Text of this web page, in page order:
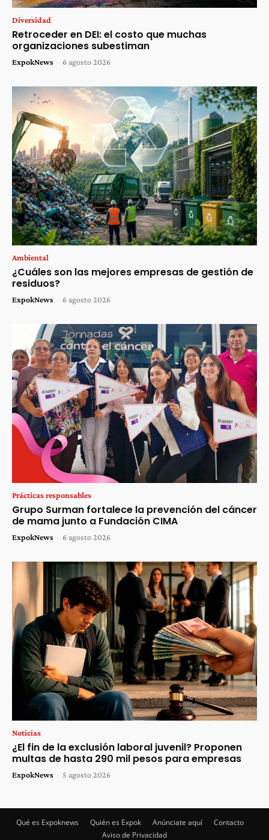
Diversidad
Retroceder en DEI: el costo que muchas
organizaciones subestiman
ExpokNews - 6 agosto 2026
Ambiental
¿Cuáles son las mejores empresas de gestión de
residuos?
ExpokNews - 6 agosto 2026
Prácticas responsables
Grupo Surman fortalece la prevención del cáncer
de mama junto a Fundación CIMA
ExpokNews - 6 agosto 2026
Noticias
¿El fin de la exclusión laboral juvenil? Proponen
multas de hasta 290 mil pesos para empresas
ExpokNews - 5 agosto 2026
Qué es Expoknews Quién es Expok Anúnciate aquí
Contacto
Aviso de Privacidad